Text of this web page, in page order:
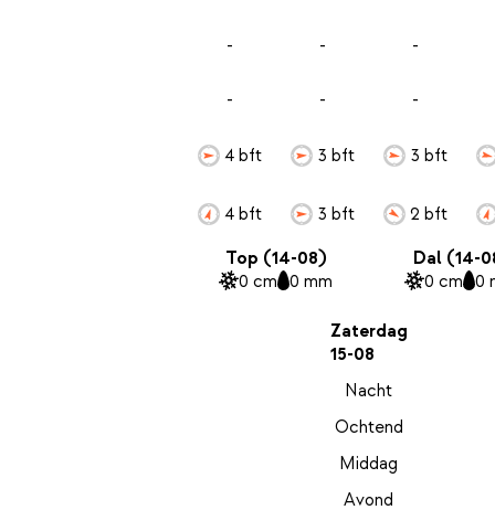
-
-
4 bft
4 bft
-
-
3 bft
3 bft
-
-
3 bft
2 bft
Top (14-08)
0 cm 0 mm
Dal (14-
0 cm 0
Zaterdag
15-08
Nacht
Ochtend
Middag
Avond